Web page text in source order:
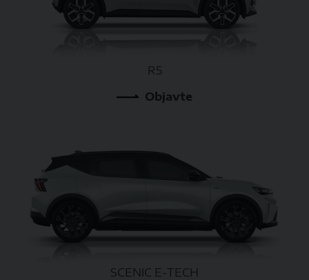
R5
Objavte
SCENIC E-TECH